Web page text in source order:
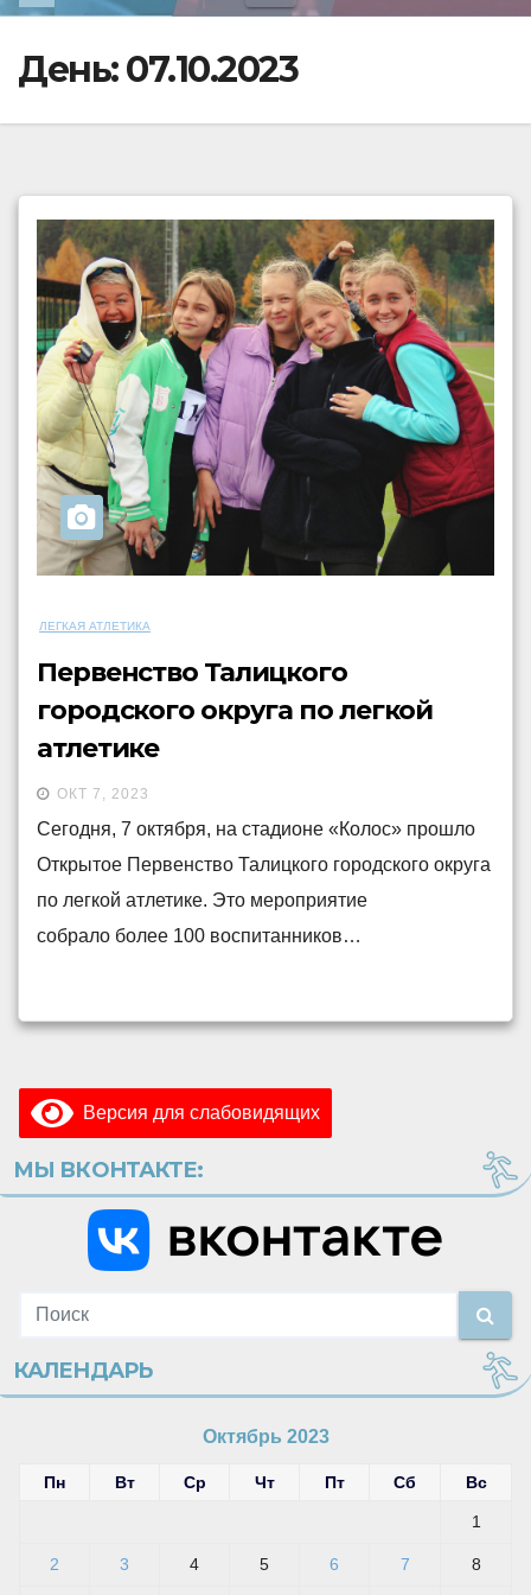
День:07.10.2023
ЛЕГКАЯ АТЛЕТИКА
Первенство Талицкого
городского округа по легкой
атлетике
ОКТ 7, 2023
Сегодня, 7 октября, на стадионе «Колос» прошло
Открытое Первенство Талицкого городского округа
по легкой атлетике. Это мероприятие
собрало более 100 воспитанников…
Версия для слабовидящих
МЫ ВКОНТАКТЕ:
КАЛЕНДАРЬ
Октябрь 2023
Пн Вт Ср Чт Пт Сб Вс
1
2 3 4 5 6 7 8